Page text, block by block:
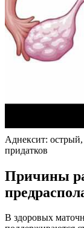
Аднексит:
придатков
Причины
В здоровых